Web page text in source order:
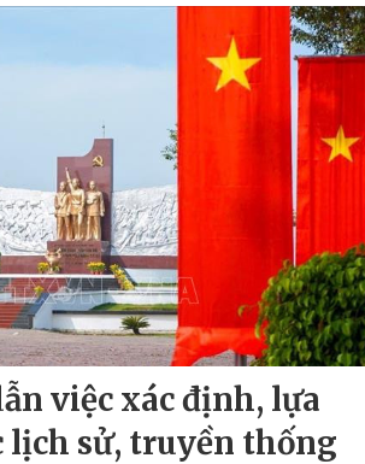
việc xác định, lựa
lịch sử, truyền thống